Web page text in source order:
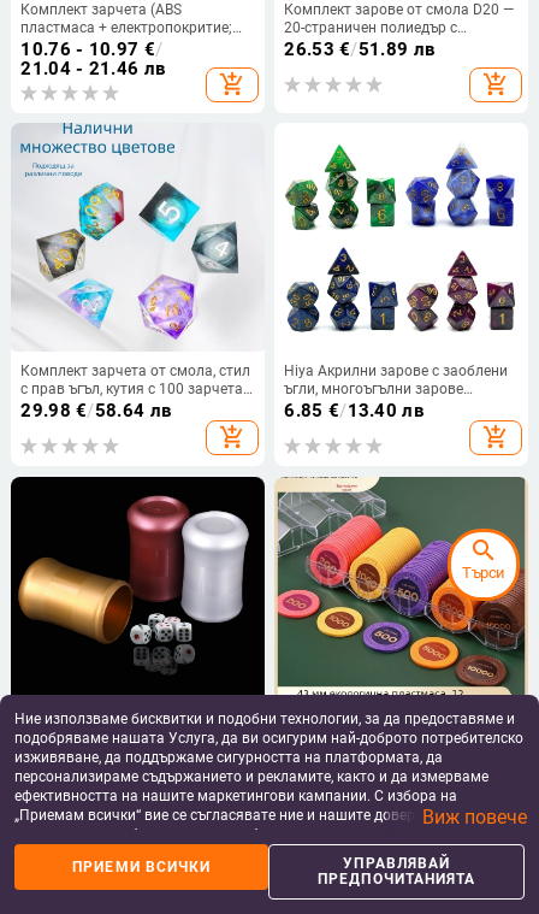
home apps shopping_basket
Кошница
person
Профил
Комплект зарчета (ABS
пластмаса + електропокритие;
закръглени ъгли; лъскав
диамантен стил; кутия с 100
броя)
10.76 - 10.97 €/
21.04 - 21.46 лв
add_shopping_cart
Комплект зарове от смола D20 —
20-страничен полиедър с
заоблени ъгли, марка Dazzling
персонализация
26.53 €/51.89 лв
add_shopping_cart
Комплект зарчета от смола, стил
с прав ъгъл, кутия с 100 зарчета,
персонализируеми
29.98 €/58.64 лв
add_shopping_cart
Hiya Акрилни зарове с заоблени
ъгли, многоъгълни зарове
4/6/8/10/12/20 лица,
персонализирани за настолни
игри и игри с карти
6.85 €/13.40 лв
add_shopping_cart
Шейкър за зарове за бар и KTV,
PP пластмаса, стил филет,
персонализирано лого, опаковка
100 бр.
6.97 - 7.18€/
13.63 - 14.04 лв
add_shopping_cart
Пластмасови чипове за покер,
мађонг и игрални зали; 43 мм,
комплект от 12 цвята; чипове за
забавление и награди
9.79 - 10.13€/
19.15 - 19.81 лв
Ние използваме бисквитки и подобни технологии, за да предоставяме и
подобряваме нашата Услуга, да ви осигурим най-доброто потребителско
изживяване, да поддържаме сигурността на платформата, да
персонализираме съдържанието и рекламите, както и да измерваме
ефективността на нашите маркетингови кампании. С избора на
„Приемам всички“ вие се съгласявате ние и нашите доверени партньори
да съхраняваме бисквитки и подобни технологии на вашето устройство
за рекламни и аналитични цели. Можете по всяко време да управлявате
своите предпочитания, като натиснете „Управлявай предпочитанията“.
За повече информация, моля, вижте нашата
Виж повече
ПРИЕМИ ВСИЧКИ
УПРАВЛЯВАЙ
ПРЕДПОЧИТАНИЯТА
search
Търси